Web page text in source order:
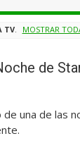
TV. MOSTRAR
de
una de las